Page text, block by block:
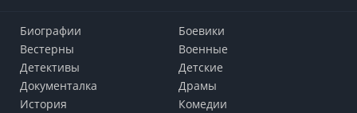
Биографии
Боевики
Вестерны
Военные
Детективы
Детские
Документалка
Драмы
История
Комедии